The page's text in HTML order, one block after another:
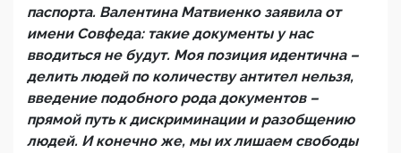
паспорта. Валентина Матвиенко заявила от
имени Совфеда: такие документы у нас
вводиться не будут. Моя позиция идентична –
делить людей по количеству антител нельзя,
введение подобного рода документов –
прямой путь к дискриминации и разобщению
людей. И конечно же, мы их лишаем свободы